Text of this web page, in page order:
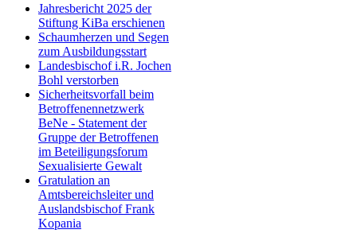
Jahresbericht 2025 der
Stiftung KiBa erschienen
Schaumherzen und Segen
zum Ausbildungsstart
Landesbischof i.R. Jochen
Bohl verstorben
Sicherheitsvorfall beim
Betroffenennetzwerk
BeNe - Statement der
Gruppe der Betroffenen
im Beteiligungsforum
Sexualisierte Gewalt
Gratulation an
Amtsbereichsleiter und
Auslandsbischof Frank
Kopania